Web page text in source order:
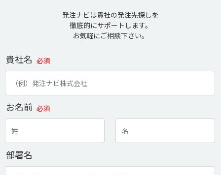
発注ナビは貴社の発注先探しを
徹底的にサポートします。
お気軽にご相談下さい。
貴社名 必須
お名前 必須
部署名